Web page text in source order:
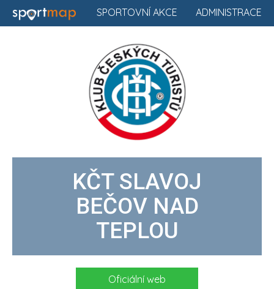
ADMINISTRACE
SPORTOVNÍ AKCE
KČT SLAVOJ
BEČOV NAD
TEPLOU
Oficiální web